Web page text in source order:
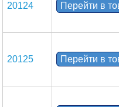
20124 Перейти в
20125 Перейти в